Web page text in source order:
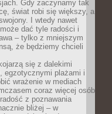
Gdy zaczynamy tak
świat robi się większy, a
I wtedy nawet
dać tyle radości i
– tylko z mniejszym
że będziemy chcieli
się z dalekimi
egzotycznymi plażami i
wrażenie w mediach
coraz więcej osób
z poznawania
bliżej – w